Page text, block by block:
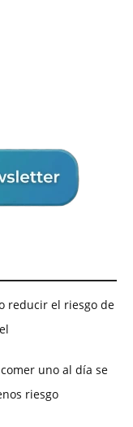
reducir el riesgo de
uno al día se
riesgo